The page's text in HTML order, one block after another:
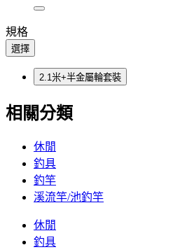
規格
選擇
2.1米+半金屬輪套裝
相關分類
休閒
釣具
釣竿
溪流竿/池釣竿
休閒
釣具